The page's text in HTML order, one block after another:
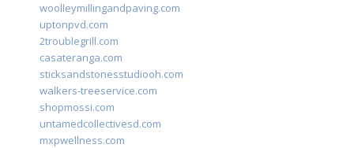
woolleymillingandpaving.com
uptonpvd.com
2troublegrill.com
casateranga.com
sticksandstonesstudiooh.com
walkers-treeservice.com
shopmossi.com
untamedcollectivesd.com
mxpwellness.com